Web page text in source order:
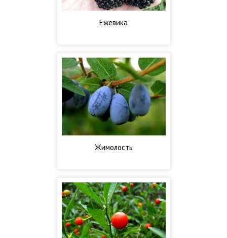
Ежевика
Жимолость